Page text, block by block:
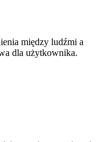
między ludźmi a
dla użytkownika.